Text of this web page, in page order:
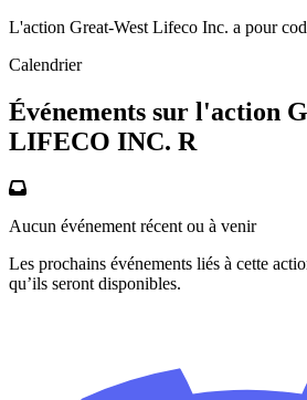
L'action Great-West Lifeco Inc. a pour
Calendrier
Événements sur l'action
LIFECO INC. R
Aucun événement récent ou à venir
Les prochains événements liés à cette
qu’ils seront disponibles.